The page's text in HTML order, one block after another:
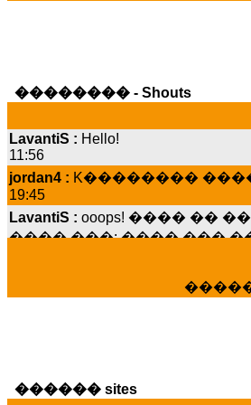
�������� - Shouts
11:56
jordan4 :
19:45
LavantiS :
���� ���; ���� ���
15:07
���� �����
LavantiS :����� ����
veronica :
E���� 2012
������� ���������
������ sites